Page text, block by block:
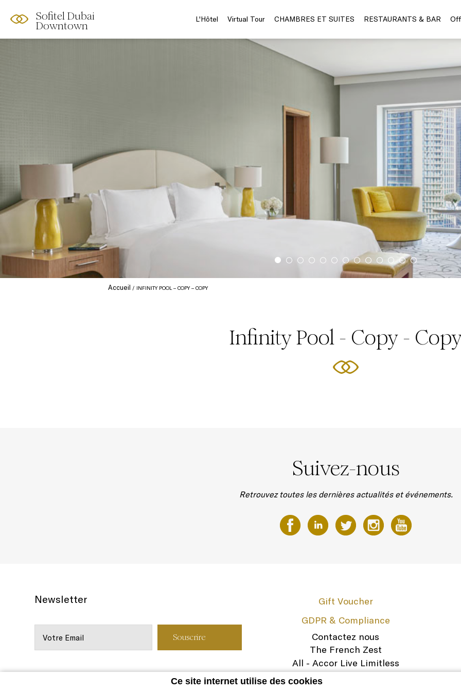
Ce site internet utilise des cookies
Sofitel Dubai
Downtown
L'Hôtel Virtual Tour CHAMBRES ET SUITES RESTAURANTS & BAR
Accueil INFINITY POOL – COPY – COPY
Infinity Pool - Copy -
Suivez-nous
Retrouvez toutes les dernières actualités et événements.
Newsletter
Gift Voucher
GDPR & Compliance
Contactez nous
The French Zest
All - Accor Live Limitless
Legal Notice